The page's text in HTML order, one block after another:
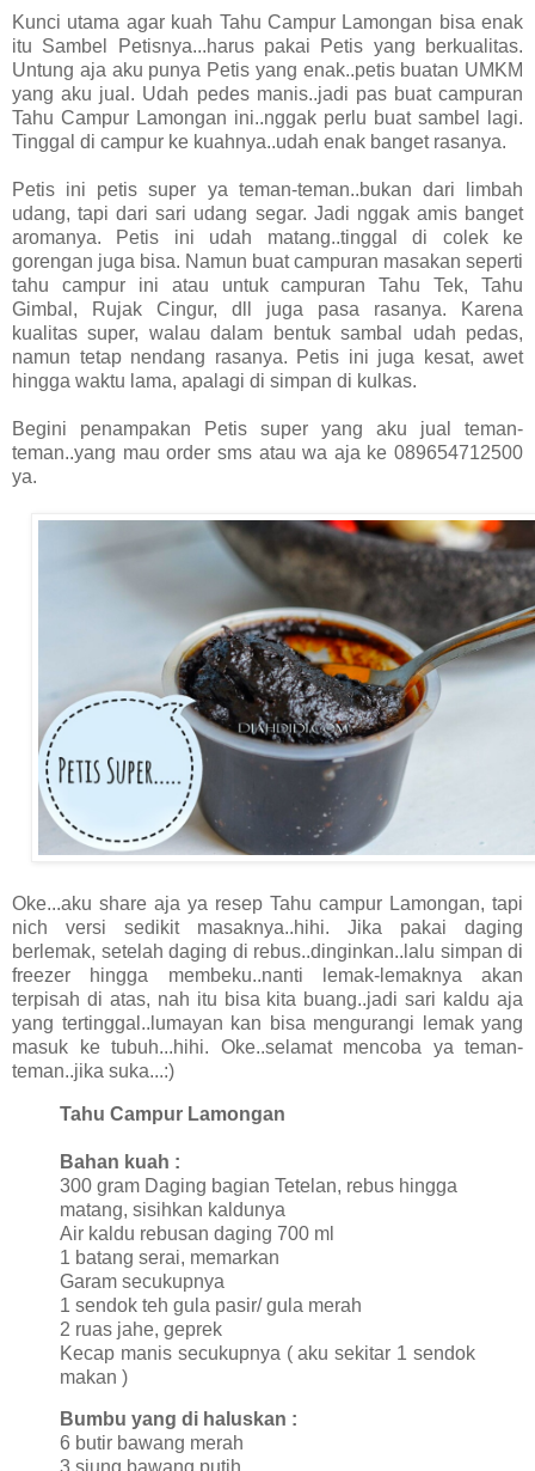
Kunci utama agar kuah Tahu Campur Lamongan bisa enak
itu Sambel Petisnya...harus pakai Petis yang berkualitas.
Untung aja aku punya Petis yang enak..petis buatan UMKM
yang aku jual. Udah pedes manis..jadi pas buat campuran
Tahu Campur Lamongan ini..nggak perlu buat sambel lagi.
Tinggal di campur ke kuahnya..udah enak banget rasanya.
Petis ini petis super ya teman-teman..bukan dari limbah
udang, tapi dari sari udang segar. Jadi nggak amis banget
aromanya. Petis ini udah matang..tinggal di colek ke
gorengan juga bisa. Namun buat campuran masakan seperti
tahu campur ini atau untuk campuran Tahu Tek, Tahu
Gimbal, Rujak Cingur, dll juga pasa rasanya. Karena
kualitas super, walau dalam bentuk sambal udah pedas,
namun tetap nendang rasanya. Petis ini juga kesat, awet
hingga waktu lama, apalagi di simpan di kulkas.
Begini penampakan Petis super yang aku jual teman-
teman..yang mau order sms atau wa aja ke 089654712500
ya.
Oke...aku share aja ya resep Tahu campur Lamongan, tapi
nich versi sedikit masaknya..hihi. Jika pakai daging
berlemak, setelah daging di rebus..dinginkan..lalu simpan di
freezer hingga membeku..nanti lemak-lemaknya akan
terpisah di atas, nah itu bisa kita buang..jadi sari kaldu aja
yang tertinggal..lumayan kan bisa mengurangi lemak yang
masuk ke tubuh...hihi. Oke..selamat mencoba ya teman-
teman..jika suka...:)
Tahu Campur Lamongan
Bahan kuah :
300 gram Daging bagian Tetelan, rebus hingga
matang, sisihkan kaldunya
Air kaldu rebusan daging 700 ml
1 batang serai, memarkan
Garam secukupnya
1 sendok teh gula pasir/ gula merah
2 ruas jahe, geprek
Kecap manis secukupnya ( aku sekitar 1 sendok
makan )
Bumbu yang di haluskan :
6 butir bawang merah